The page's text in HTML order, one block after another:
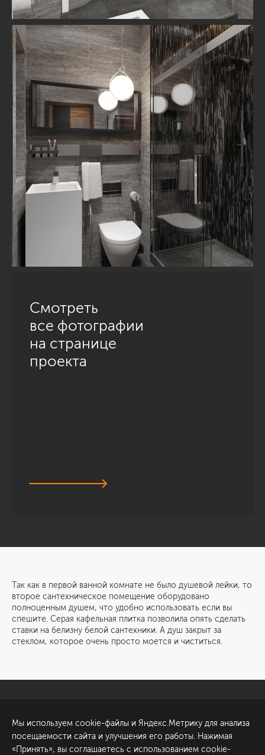
Смотреть
все фотографии
на странице
проекта
Так как в первой ванной комнате не было душевой лейки, то
второе сантехническое помещение оборудовано
полноценным душем, что удобно использовать если вы
спешите. Серая кафельная плитка позволила опять сделать
ставки на белизну белой сантехники. А душ закрыт за
стеклом, которое очень просто моется и чиститься.
Обсудить проект
ул. Академика Павлова, 6
к1
Мы используем cookie-файлы и Яндекс.Метрику для анализа
посещаемости сайта и улучшения его работы. Нажимая
«Принять», вы соглашаетесь с использованием cookie-